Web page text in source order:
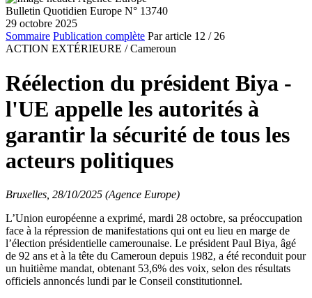
Bulletin Quotidien Europe N° 13740
29 octobre 2025
Sommaire Publication complète Par article 12 / 26
ACTION EXTÉRIEURE / Cameroun
Réélection du président Biya -
l'UE appelle les autorités à
garantir la sécurité de tous les
acteurs politiques
Bruxelles, 28/10/2025 (Agence Europe)
L’Union européenne a exprimé, mardi 28 octobre, sa préoccupation
face à la répression de manifestations qui ont eu lieu en marge de
l’élection présidentielle camerounaise. Le président Paul Biya, âgé
de 92 ans et à la tête du Cameroun depuis 1982, a été reconduit pour
un huitième mandat, obtenant 53,6% des voix, selon des résultats
officiels annoncés lundi par le Conseil constitutionnel.